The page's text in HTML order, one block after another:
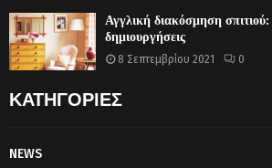
Αγγλική διακόσμηση
δημιουργήσεις
8 Σεπτεμβρίου 2021 0
ΚΑΤΗΓΟΡΙΕΣ
NEWS